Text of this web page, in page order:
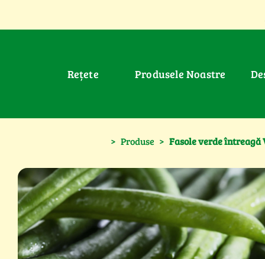
Rețete Produsele Noastre
> Produse > Fasole verde întreagă